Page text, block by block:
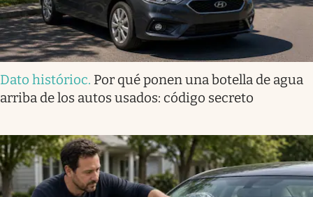
Dato histórioc. Por qué ponen una botella de agua
arriba de los autos usados: código secreto